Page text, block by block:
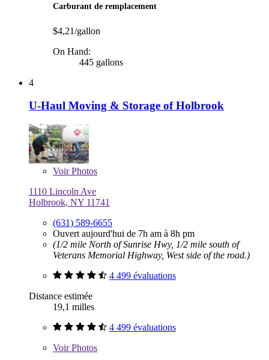
Carburant de remplacement
$4,21/gallon
On Hand:
445 gallons
4
U-Haul Moving & Storage of Holbrook
VoirPhotos
1110 Lincoln Ave
Holbrook, NY 11741
(631) 589-6655
Ouvert aujourd'hui de 7h am à 8h pm
(1/2 mile North of Sunrise Hwy, 1/2 mile south of
Veterans Memorial Highway, West side of the road.)
4 499 évaluations
Distance estimée
19,1 milles
4 499 évaluations
VoirPhotos